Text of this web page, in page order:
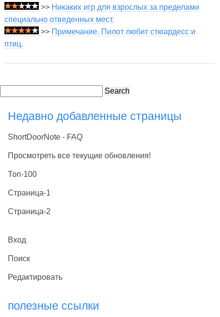
>> Никаких игр для взрослых за пределами
специально отведенных мест.
>> Примечание. Пилот любит стюардесс и
птиц.
Search
Недавно добавленные страницы
ShortDoorNote - FAQ
Просмотреть все текущие обновления!
Топ-100
Страница-1
Страница-2
Вход
Поиск
Редактировать
полезные ссылки